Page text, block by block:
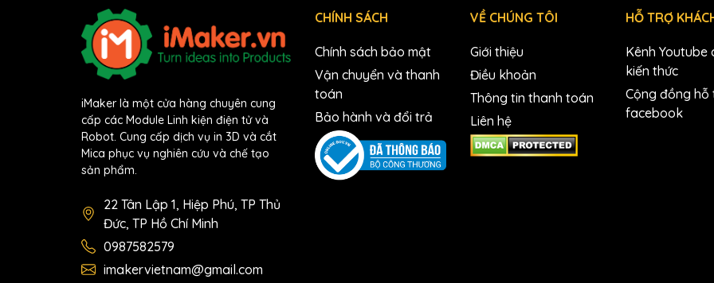
iMaker là một cửa hàng chuyên cung
cấp các Module Linh kiện điện tử và
Robot. Cung cấp dịch vụ in 3D và cắt
Mica phục vụ nghiên cứu và chế tạo
sản phẩm.
22 Tân Lập 1, Hiệp Phú, TP Thủ
Đức, TP Hồ Chí Minh
0987582579
imakervietnam@gmail.com
CHÍNH SÁCH
Chính sách bảo mật
Vận chuyển và thanh
toán
Bảo hành và đổi trả
VỀ CHÚNG TÔI
Giới thiệu
Điều khoản
Thông tin thanh toán
Liên hệ
HỖ TRỢ
Kênh Youtube
kiến thức
Cộng đồng hỗ
facebook